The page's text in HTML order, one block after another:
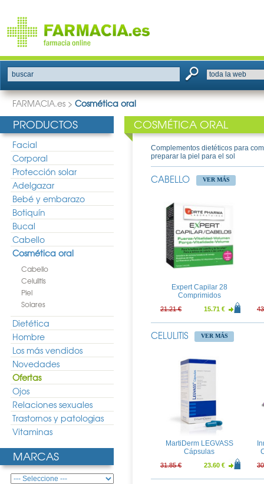
buscar
FARMACIA.es > Cosmética oral
PRODUCTOS
Facial
Corporal
Protección solar
Adelgazar
Bebé y embarazo
Botiquín
Bucal
Cabello
Cosmética oral
Cabello
Celulitis
Piel
Solares
Dietética
Hombre
Los más vendidos
Novedades
Ofertas
Ojos
Relaciones sexuales
Trastornos y patologias
Vitaminas
MARCAS
COSMÉTICA ORAL
Complementos dietéticos para
preparar la piel para el sol
CABELLO VER MÁS
Expert Capilar 28
Comprimidos
21.21 € 15.71 €
Vitacrecil Complex 60
Capsulas
CELULITIS VER MÁS
MartiDerm LEGVASS
Cápsulas
31.85 € 23.60 €